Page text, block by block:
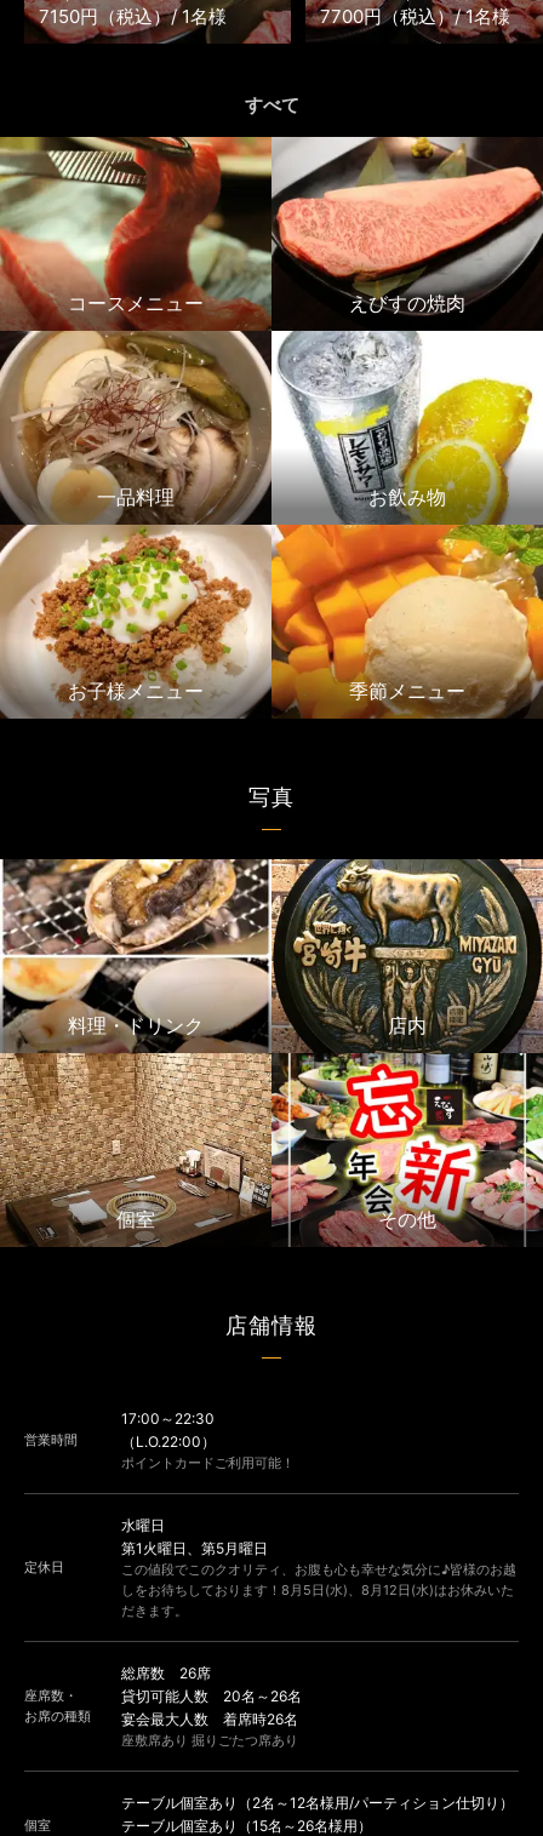
7150円（税込）/ 1名様
7700円（税込）/ 1名様
すべて
コースメニュー えびすの焼肉
一品料理 お飲み物
お子様メニュー 季節メニュー
写真
料理・ドリンク 店内
個室 その他
店舗情報
営業時間
17:00～22:30
（L.O.22:00）
ポイントカードご利用可能！
定休日
水曜日
第1火曜日、第5月曜日
この値段でこのクオリティ、お腹も心も幸せな気分に♪皆様のお越
しをお待ちしております！8月5日(水)、8月12日(水)はお休みいた
だきます。
座席数・
お席の種類
総席数 26席
貸切可能人数 20名～26名
宴会最大人数 着席時26名
座敷席あり 掘りごたつ席あり
個室
テーブル個室あり（2名～12名様用/パーティション仕切り）
テーブル個室あり（15名～26名様用）